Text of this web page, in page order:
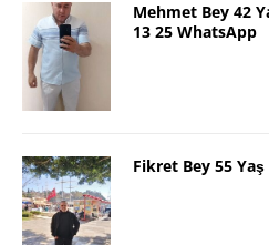
Mehmet Bey 42
13 25 WhatsApp
Fikret Bey 55